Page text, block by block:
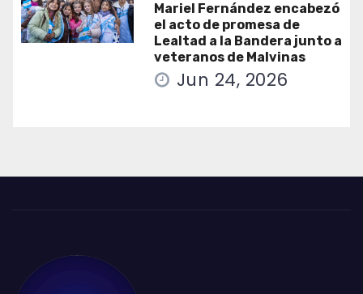
Mariel Fernández encabezó
el acto de promesa de
Lealtad a la Bandera junto a
veteranos de Malvinas
Jun 24, 2026